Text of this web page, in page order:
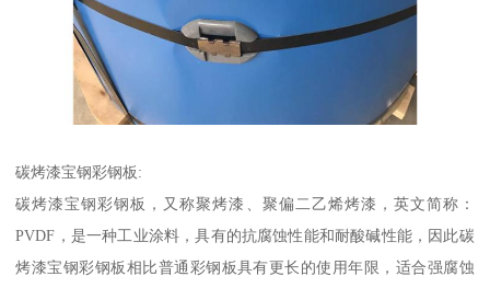
碳烤漆宝钢彩钢板:
碳烤漆宝钢彩钢板，又称聚烤漆、聚偏二乙烯烤漆，英文简称：
PVDF，是一种工业涂料，具有的抗腐蚀性能和耐酸碱性能，因此碳
烤漆宝钢彩钢板相比普通彩钢板具有更长的使用年限，适合强腐蚀